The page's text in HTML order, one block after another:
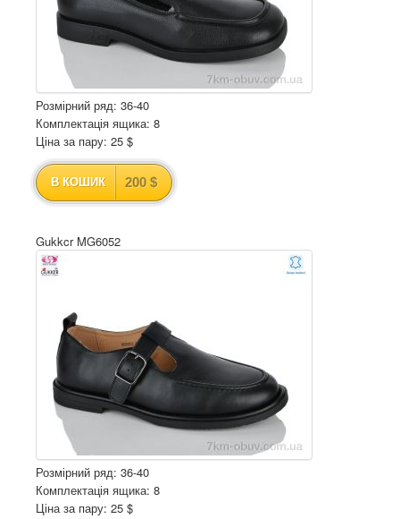
Розмірний ряд: 36-40
Комплектація ящика: 8
Ціна за пару: 25 $
В КОШИК 200 $
Gukkcr MG6052
Розмірний ряд: 36-40
Комплектація ящика: 8
Ціна за пару: 25 $